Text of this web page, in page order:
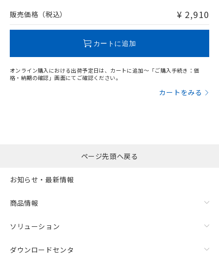
問い合わせください。
販売価格（税込） ¥ 2,910
カートに追加
オンライン購入における出荷予定日は、カートに追加～「ご購入手続き：価
格・納期の確認」画面にてご確認ください。
カートをみる
ページ先頭へ戻る
お知らせ・最新情報
商品情報
ソリューション
ダウンロードセンタ